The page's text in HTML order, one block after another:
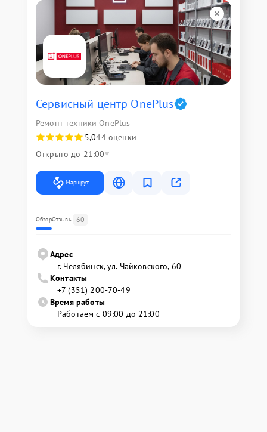
Сервисный центр OnePlus
Ремонт техники OnePlus
5,044 оценки
Открыто до 21:00
Маршрут
ОбзорОтзывы 60
Адрес
г. Челябинск, ул. Чайковского, 60
Контакты
+7 (351) 200-70-49
Время работы
Работаем с 09:00 до 21:00